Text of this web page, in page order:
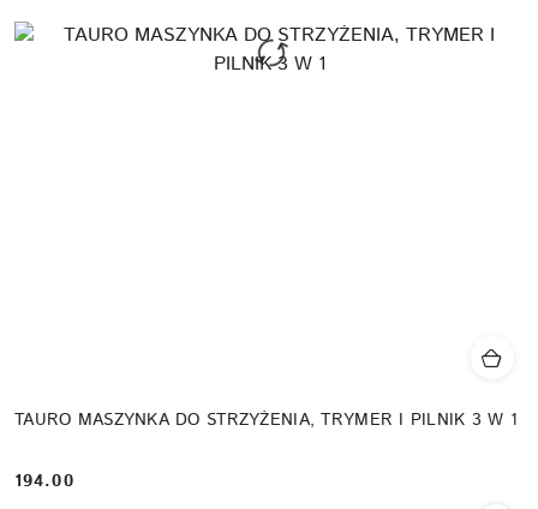
TAURO MASZYNKA DO STRZYŻENIA, TRYMER I PILNIK 3 W 1
Cena:
194.00